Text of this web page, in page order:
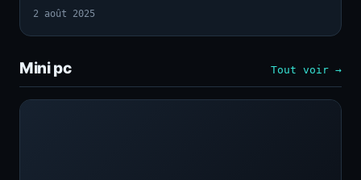
2 août 2025
Mini pc Tout voir →